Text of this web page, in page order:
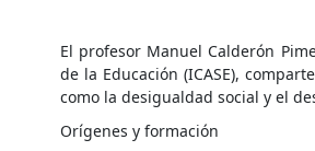
El profesor Manuel Calderón
de la Educación (ICASE),
como la desigualdad social y el
Orígenes y formación